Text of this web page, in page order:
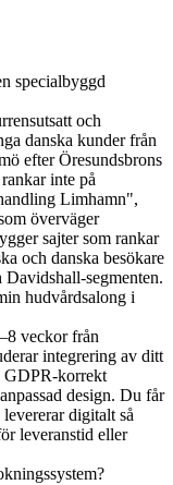
specialbyggd
och
danska kunder från
efter Öresundsbrons
inte på
Limhamn",
överväger
sajter som rankar
och danska besökare
segmenten.
hudvårdsalong i
veckor från
integrering av ditt
GDPR-korrekt
design. Du får
digitalt så
leveranstid eller